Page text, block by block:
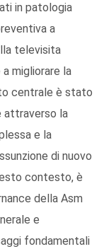
in patologia
a
televisita
migliorare la
centrale è stato
attraverso la
e la
di nuovo
contesto, è
della Asm
e
fondamentali